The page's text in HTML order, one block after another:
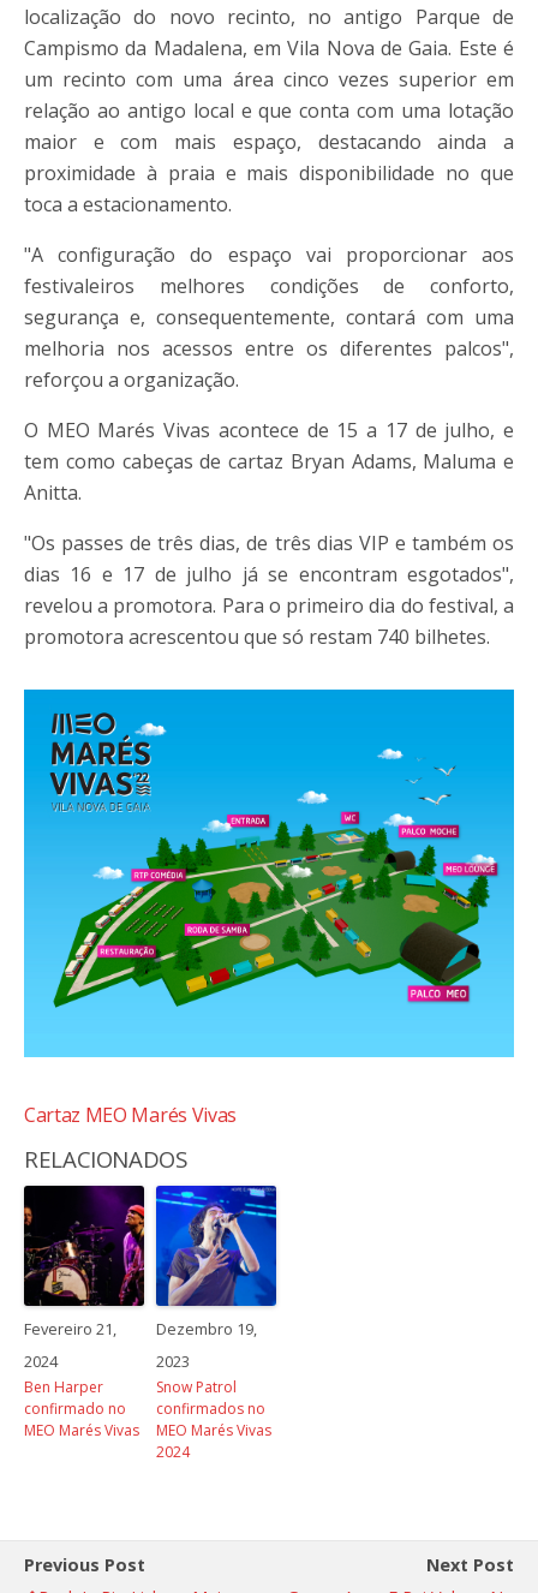
localização do novo recinto, no antigo Parque de
Campismo da Madalena, em Vila Nova de Gaia. Este é
um recinto com uma área cinco vezes superior em
relação ao antigo local e que conta com uma lotação
maior e com mais espaço, destacando ainda a
proximidade à praia e mais disponibilidade no que
toca a estacionamento.
"A configuração do espaço vai proporcionar aos
festivaleiros melhores condições de conforto,
segurança e, consequentemente, contará com uma
melhoria nos acessos entre os diferentes palcos",
reforçou a organização.
O MEO Marés Vivas acontece de 15 a 17 de julho, e
tem como cabeças de cartaz Bryan Adams, Maluma e
Anitta.
"Os passes de três dias, de três dias VIP e também os
dias 16 e 17 de julho já se encontram esgotados",
revelou a promotora. Para o primeiro dia do festival, a
promotora acrescentou que só restam 740 bilhetes.
Cartaz MEO Marés Vivas
RELACIONADOS
Fevereiro 21,
2024
Ben Harper
confirmado no
MEO Marés Vivas
Dezembro 19,
2023
Snow Patrol
confirmados no
MEO Marés Vivas
2024
Previous Post
Next Post